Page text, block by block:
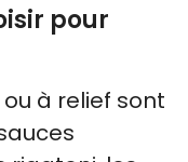
pour
à relief sont